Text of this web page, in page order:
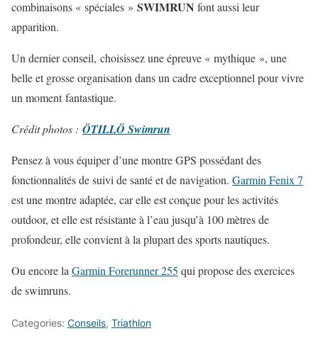
combinaisons « spéciales » SWIMRUN font aussi leur
apparition.
Un dernier conseil, choisissez une épreuve « mythique », une
belle et grosse organisation dans un cadre exceptionnel pour vivre
un moment fantastique.
Crédit photos : ÖTILLÖ Swimrun
Pensez à vous équiper d’une montre GPS possédant des
fonctionnalités de suivi de santé et de navigation. Garmin Fenix 7
est une montre adaptée, car elle est conçue pour les activités
outdoor, et elle est résistante à l’eau jusqu’à 100 mètres de
profondeur, elle convient à la plupart des sports nautiques.
Ou encore la Garmin Forerunner 255 qui propose des exercices
de swimruns.
Categories: Conseils, Triathlon